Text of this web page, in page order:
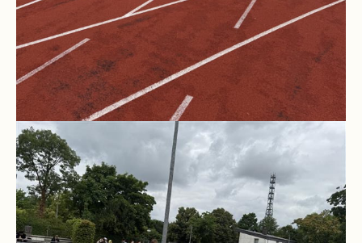
Wahlpflichtunterricht
Kl.
7
Organisatorisches
Terminplan